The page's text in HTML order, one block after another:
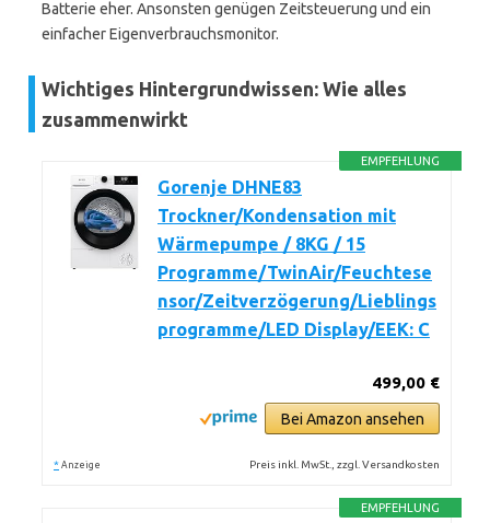
Batterie eher. Ansonsten genügen Zeitsteuerung und ein
einfacher Eigenverbrauchsmonitor.
Wichtiges Hintergrundwissen: Wie alles
zusammenwirkt
EMPFEHLUNG
Gorenje DHNE83
Trockner/Kondensation mit
Wärmepumpe / 8KG / 15
Programme/TwinAir/Feuchtese
nsor/Zeitverzögerung/Lieblings
programme/LED Display/EEK: C
499,00 €
Bei Amazon ansehen
* Anzeige Preis inkl. MwSt., zzgl. Versandkosten
EMPFEHLUNG